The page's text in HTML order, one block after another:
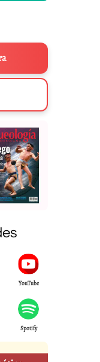
del día de San Juan
YouTube
Spotify